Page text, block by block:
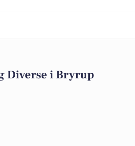
Diverse i Bryrup